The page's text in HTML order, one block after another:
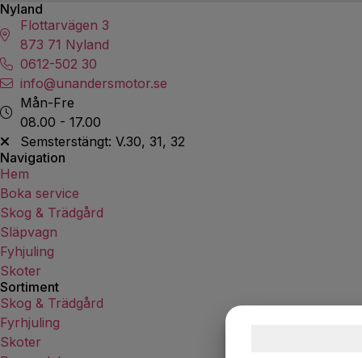
Nyland
Flottarvägen 3
873 71 Nyland
0612-502 30
info@unandersmotor.se
Mån-Fre
08.00 - 17.00
Semsterstängt: V.30, 31, 32
Navigation
Hem
Boka service
Skog & Trädgård
Släpvagn
Fyhjuling
Skoter
Sortiment
Skog & Trädgård
Fyrhjuling
Skoter